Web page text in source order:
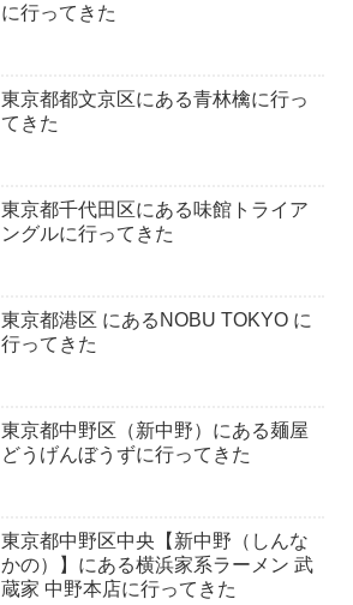
に行ってきた
東京都都文京区にある青林檎に行っ
てきた
東京都千代田区にある味館トライア
ングルに行ってきた
東京都港区 にあるNOBU TOKYO に
行ってきた
東京都中野区（新中野）にある麺屋
どうげんぼうずに行ってきた
東京都中野区中央【新中野（しんな
かの）】にある横浜家系ラーメン 武
蔵家 中野本店に行ってきた